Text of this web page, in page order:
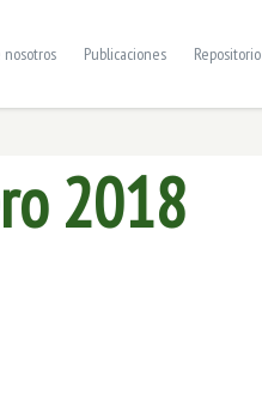
nosotros Publicaciones Repositorio
2018